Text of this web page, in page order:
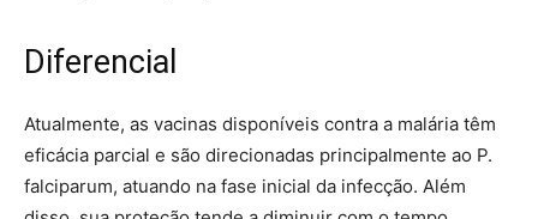
Diferencial
Atualmente, as vacinas disponíveis contra a malária têm
eficácia parcial e são direcionadas principalmente ao P.
falciparum, atuando na fase inicial da infecção. Além